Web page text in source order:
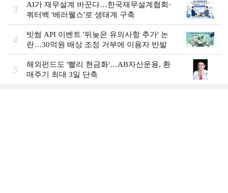
3
AI가 재무설계 바꾼다…한국재무설계협회·
쿼터백 '베러웰스'로 생태계 구축
4
빗썸 API 이벤트 '뒤늦은 유의사항 추가' 논
란…30억원 배상 조정 거부에 이용자 반발
5
해외펀드도 '빨리 현금화'…AB자산운용, 환
매주기 최대 3일 단축